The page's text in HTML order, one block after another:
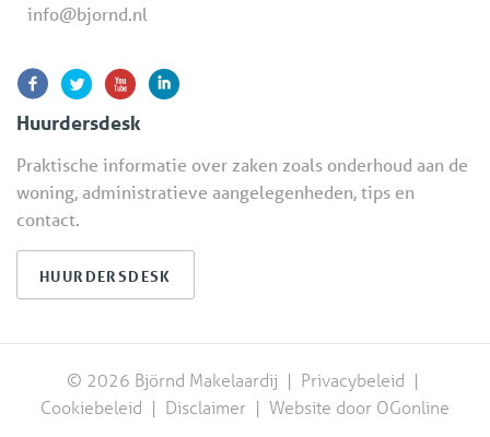
info@bjornd.nl
Huurdersdesk
Praktische informatie over zaken zoals onderhoud aan de
woning, administratieve aangelegenheden, tips en
contact.
HUURDERSDESK
© 2026 Björnd Makelaardij | Privacybeleid |
Cookiebeleid | Disclaimer | Website door OGonline